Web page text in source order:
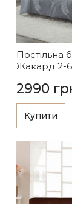
Постільна
Жакард 2-
2990
Купити